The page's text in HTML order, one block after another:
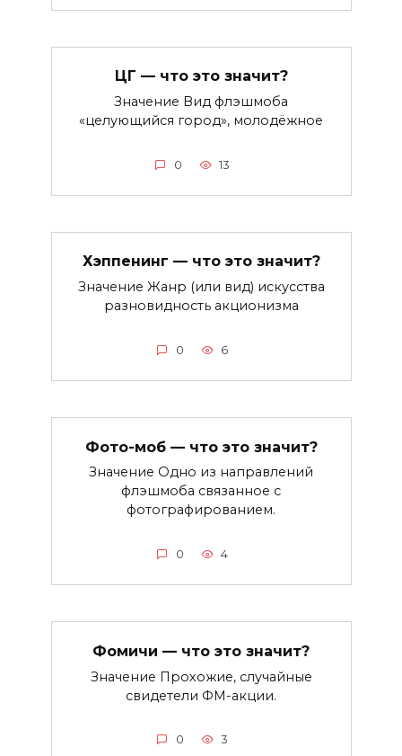
ЦГ — что это значит?
Значение Вид флэшмоба
«целующийся город», молодёжное
0 13
Хэппенинг — что это значит?
Значение Жанр (или вид) искусства
разновидность акционизма
0 6
Фото-моб — что это значит?
Значение Одно из направлений
флэшмоба связанное с
фотографированием.
0 4
Фомичи — что это значит?
Значение Прохожие, случайные
свидетели ФМ-акции.
0 3